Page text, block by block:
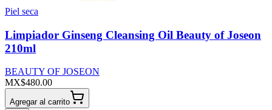
Piel seca
Limpiador Ginseng Cleansing Oil Beauty of Joseon
210ml
BEAUTY OF JOSEON
MX$480.00
Agregar al carrito